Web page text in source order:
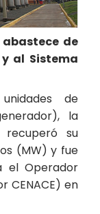
de
al Sistema
de
la
recuperó su
(MW) y fue
el Operador
CENACE) en